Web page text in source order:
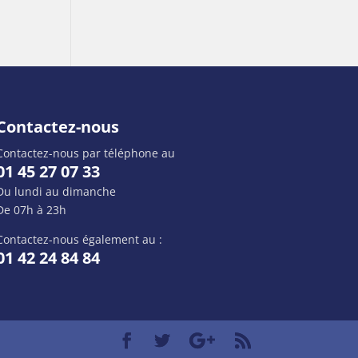
nous
nous par téléphone au
45 27 07 33
lundi au dimanche
07h à 23h
nous également au :
42 24 84 84